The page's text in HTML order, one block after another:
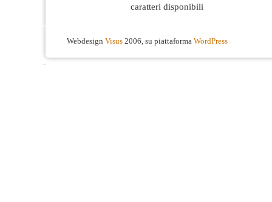
caratteri disponibili
Webdesign Visus 2006, su piattaforma WordPress